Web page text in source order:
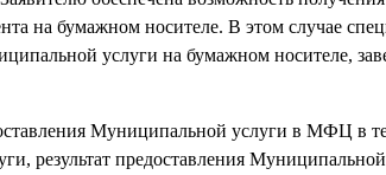
на бумажном носителе. В этом случае
услуги на бумажном носителе,
Муниципальной услуги в МФЦ в
результат предоставления